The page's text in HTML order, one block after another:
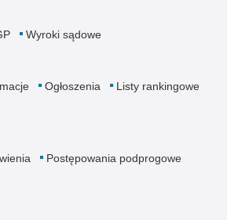
Wyroki sądowe
Ogłoszenia
Listy rankingowe
Postępowania podprogowe